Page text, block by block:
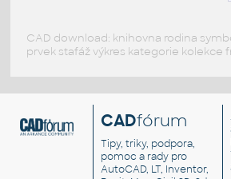
CAD download: knihovna rodina
prvek stafáž výkres kategorie kolekce
CADfórum
Tipy, triky, podpora,
pomoc a rady pro
AutoCAD, LT, Inventor,